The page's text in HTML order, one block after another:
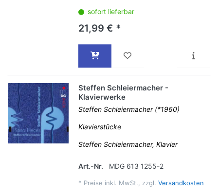
sofort lieferbar
21,99 € *
Steffen Schleiermacher -
Klavierwerke
Steffen Schleiermacher (*1960)
Klavierstücke
Steffen Schleiermacher, Klavier
Art.-Nr. MDG 613 1255-2
* Preise inkl. MwSt., zzgl. Versandkosten